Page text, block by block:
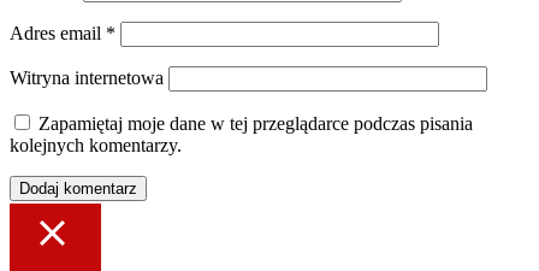
Adres email *
Witryna internetowa
Zapamiętaj moje dane w tej przeglądarce podczas pisania
kolejnych komentarzy.